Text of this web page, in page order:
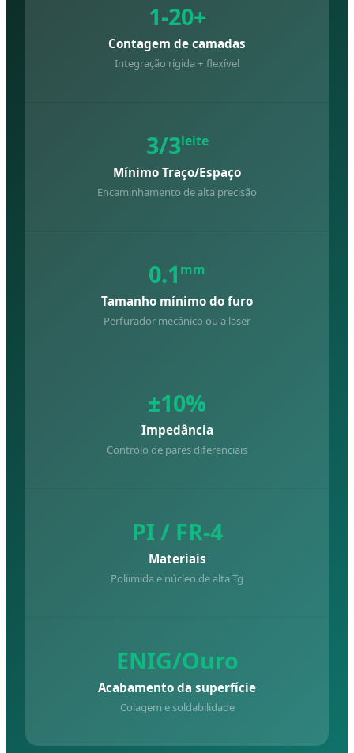
1-20+
Contagem de camadas
Integração rígida + flexível
3/3leite
Mínimo Traço/Espaço
Encaminhamento de alta precisão
0.1 mm
Tamanho mínimo do furo
Perfurador mecânico ou a laser
±10%
Impedância
Controlo de pares diferenciais
PI / FR-4
Materiais
Poliimida e núcleo de alta Tg
ENIG/Ouro
Acabamento da superfície
Colagem e soldabilidade